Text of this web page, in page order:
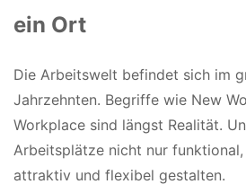
ein Ort
Die Arbeitswelt befindet sich im
Jahrzehnten. Begriffe wie New
Workplace sind längst Realität.
Arbeitsplätze nicht nur
attraktiv und flexibel gestalten.